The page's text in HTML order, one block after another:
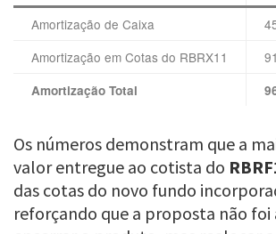
Amortização de Caixa
Amortização em Cotas do RBRX11
Amortização Total
Os números demonstram que a
valor entregue ao cotista do
das cotas do novo fundo
reforçando que a proposta não foi